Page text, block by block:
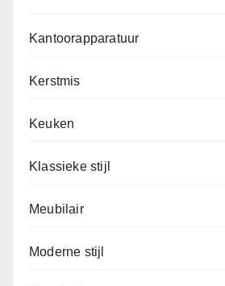
Kantoorapparatuur
Kerstmis
Keuken
Klassieke stijl
Meubilair
Moderne stijl